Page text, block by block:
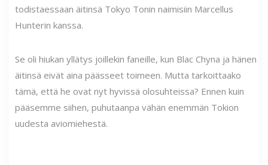
todistaessaan äitinsä Tokyo Tonin naimisiin Marcellus
Hunterin kanssa.
Se oli hiukan yllätys joillekin faneille, kun Blac Chyna ja hänen
äitinsä eivät aina päässeet toimeen. Mutta tarkoittaako
tämä, että he ovat nyt hyvissä olosuhteissa? Ennen kuin
pääsemme siihen, puhutaanpa vähän enemmän Tokion
uudesta aviomiehestä.